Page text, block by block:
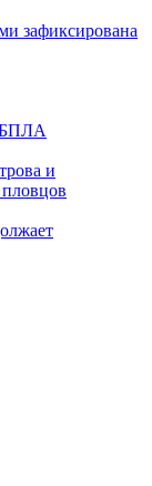
зафиксирована
БПЛА
и
пловцов